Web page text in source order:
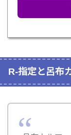
R-指定と呂布